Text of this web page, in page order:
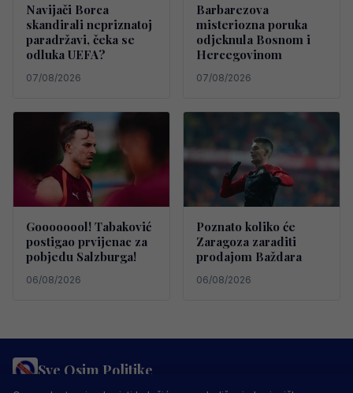
Navijači Borca
skandirali nepriznatoj
paradržavi, čeka se
odluka UEFA?
07/08/2026
Barbarezova
misteriozna poruka
odjeknula Bosnom i
Hercegovinom
07/08/2026
Goooooool! Tabaković
postigao prvijenac za
pobjedu Salzburga!
06/08/2026
Poznato koliko će
Zaragoza zaraditi
prodajom Baždara
06/08/2026
Sve Osim Politike
PRAVILA PRIVATNOSTI MARKETING USLOVI KORIŠTENJA